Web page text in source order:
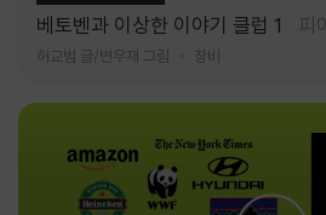
베토벤과 이상한 이야기 클럽 1 피
허교범 글/변우재 그림 창비